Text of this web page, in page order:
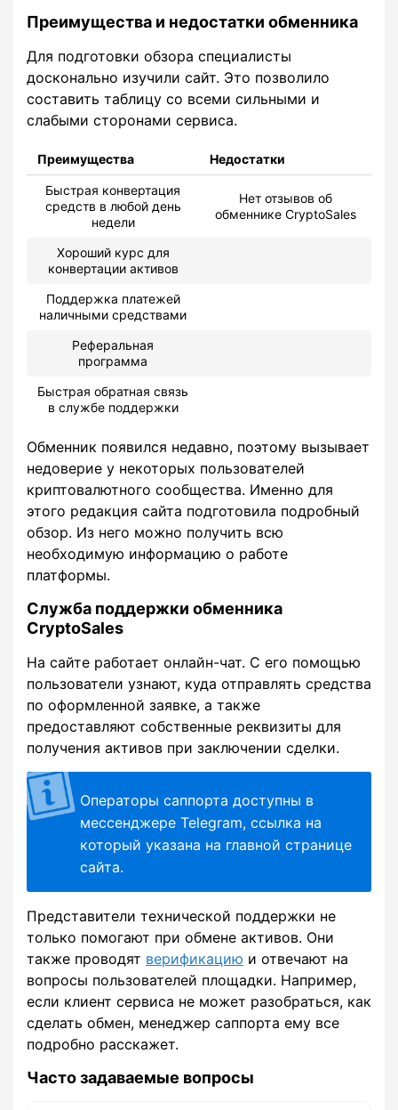
Преимущества и недостатки обменника
Для подготовки обзора специалисты
досконально изучили сайт. Это позволило
составить таблицу со всеми сильными и
слабыми сторонами сервиса.
Преимущества Недостатки
Быстрая конвертация
средств в любой день
недели
Нет отзывов об
обменнике CryptoSales
Хороший курс для
конвертации активов
Поддержка платежей
наличными средствами
Реферальная
программа
Быстрая обратная связь
в службе поддержки
Обменник появился недавно, поэтому вызывает
недоверие у некоторых пользователей
криптовалютного сообщества. Именно для
этого редакция сайта подготовила подробный
обзор. Из него можно получить всю
необходимую информацию о работе
платформы.
Служба поддержки обменника
CryptoSales
На сайте работает онлайн-чат. С его помощью
пользователи узнают, куда отправлять средства
по оформленной заявке, а также
предоставляют собственные реквизиты для
получения активов при заключении сделки.
Операторы саппорта доступны в
мессенджере Telegram, ссылка на
который указана на главной странице
сайта.
Представители технической поддержки не
только помогают при обмене активов. Они
также проводят верификацию и отвечают на
вопросы пользователей площадки. Например,
если клиент сервиса не может разобраться, как
сделать обмен, менеджер саппорта ему все
подробно расскажет.
Часто задаваемые вопросы